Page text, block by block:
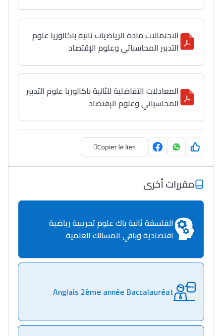
الاحتمالات مادة الرياضيات ثانية باكالوريا علوم
التدبير المحاسباتي وعلوم الإقتصاد
المعادلات التفاضلية للثانية باكالوريا علوم التدبير
المحاسباتي وعلوم الإقتصاد
Copier le lien
مقررات أخرى
الفلسفة ثانية باك علوم تجريبية رياضية
اقتصادية وباقي المسالك العلمية
Anglais 2ème année Baccalauréat